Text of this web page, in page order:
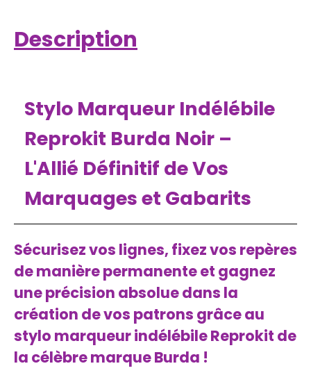
Description
Stylo Marqueur Indélébile
Reprokit Burda Noir –
L'Allié Définitif de Vos
Marquages et Gabarits
Sécurisez vos lignes, fixez vos repères
de manière permanente et gagnez
une précision absolue dans la
création de vos patrons grâce au
stylo marqueur indélébile Reprokit de
la célèbre marque Burda !